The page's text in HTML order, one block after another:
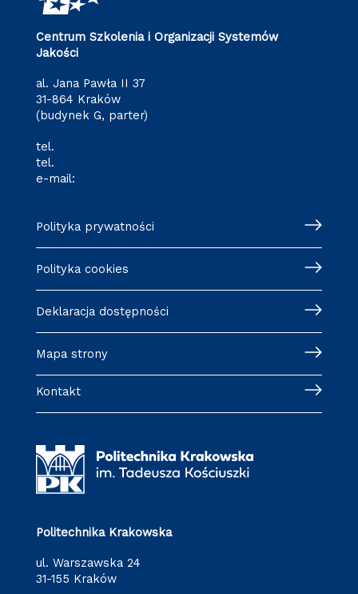
Centrum Szkolenia i Organizacji Systemów
Jakości
al. Jana Pawła II 37
31-864 Kraków
(budynek G, parter)
tel.
tel.
e-mail:
Polityka prywatności
Polityka cookies
Deklaracja dostępności
Mapa strony
Kontakt
Politechnika Krakowska
ul. Warszawska 24
31-155 Kraków